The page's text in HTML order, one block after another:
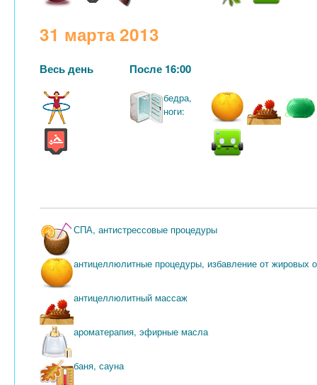
31 марта 2013
Весь день После 16:00
бедра,
ноги:
СПА, антистрессовые процедуры
антицеллюлитные процедуры, избавление от жировых
антицеллюлитный массаж
ароматерапия, эфирные масла
баня, сауна